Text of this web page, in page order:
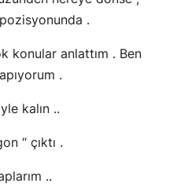
.
konular anlattım . Ben
.
kalın ..
“ çıktı .
..